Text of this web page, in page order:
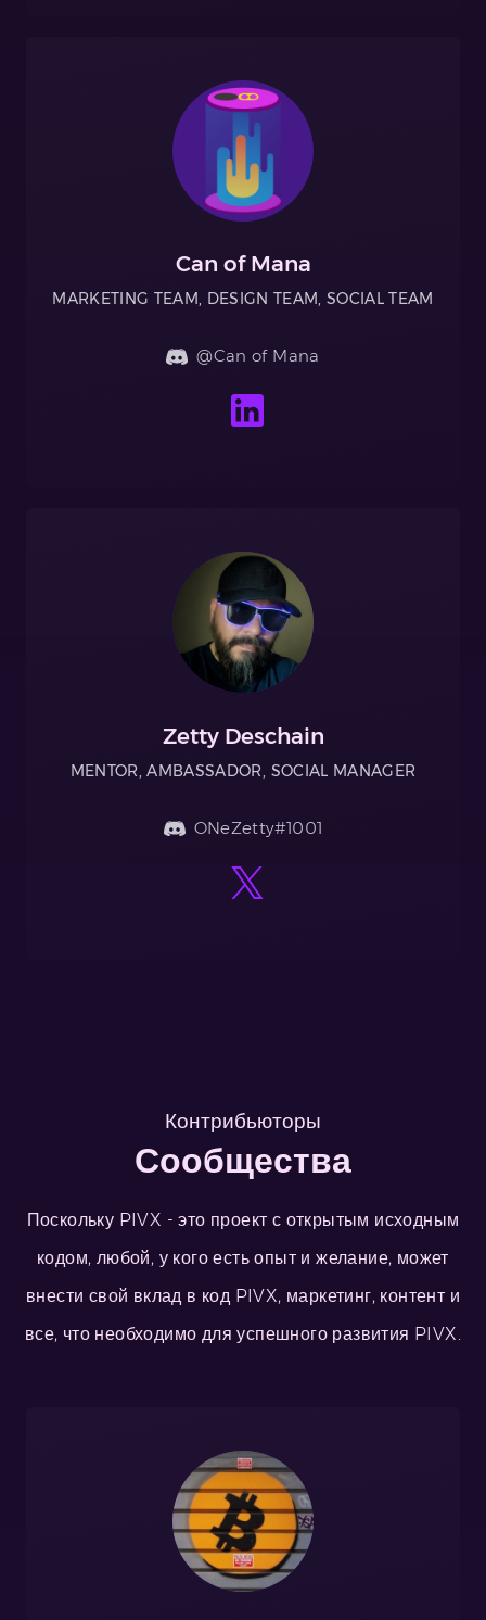
Can of Mana
MARKETING TEAM, DESIGN TEAM, SOCIAL TEAM
@Can of Mana
Zetty Deschain
MENTOR, AMBASSADOR, SOCIAL MANAGER
ONeZetty#1001
Контрибьюторы
Сообщества
Поскольку PIVX - это проект с открытым исходным
кодом, любой, у кого есть опыт и желание, может
внести свой вклад в код PIVX, маркетинг, контент и
все, что необходимо для успешного развития PIVX.